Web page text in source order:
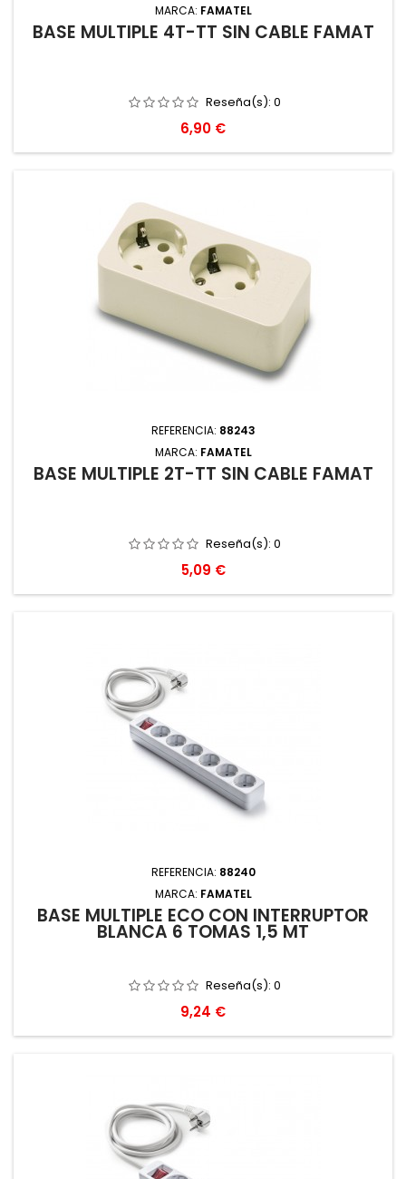
MARCA: FAMATEL
BASE MULTIPLE 4T-TT SIN CABLE FAMAT
Reseña(s): 0
Precio
6,90 €
REFERENCIA: 88243
MARCA: FAMATEL
BASE MULTIPLE 2T-TT SIN CABLE FAMAT
Reseña(s): 0
Precio
5,09 €
REFERENCIA: 88240
MARCA: FAMATEL
BASE MULTIPLE ECO CON INTERRUPTOR
BLANCA 6 TOMAS 1,5 MT
Reseña(s): 0
Precio
9,24 €